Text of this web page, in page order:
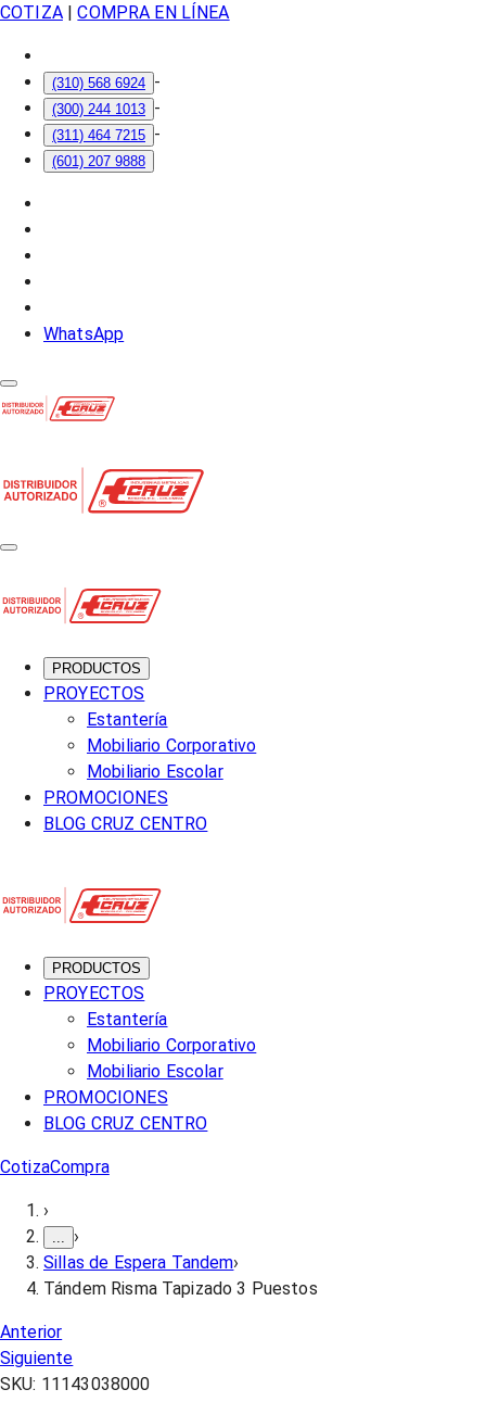
COTIZA| COMPRA EN LÍNEA
(310) 568 6924 -
(300) 244 1013 -
(311) 464 7215 -
(601) 207 9888
WhatsApp
PRODUCTOS
PROYECTOS
Estantería
Mobiliario Corporativo
Mobiliario Escolar
PROMOCIONES
BLOG CRUZ CENTRO
PRODUCTOS
PROYECTOS
Estantería
Mobiliario Corporativo
Mobiliario Escolar
PROMOCIONES
BLOG CRUZ CENTRO
CotizaCompra
›
›
Sillas de Espera Tandem›
Tándem Risma Tapizado 3 Puestos
Anterior
Siguiente
SKU: 11143038000